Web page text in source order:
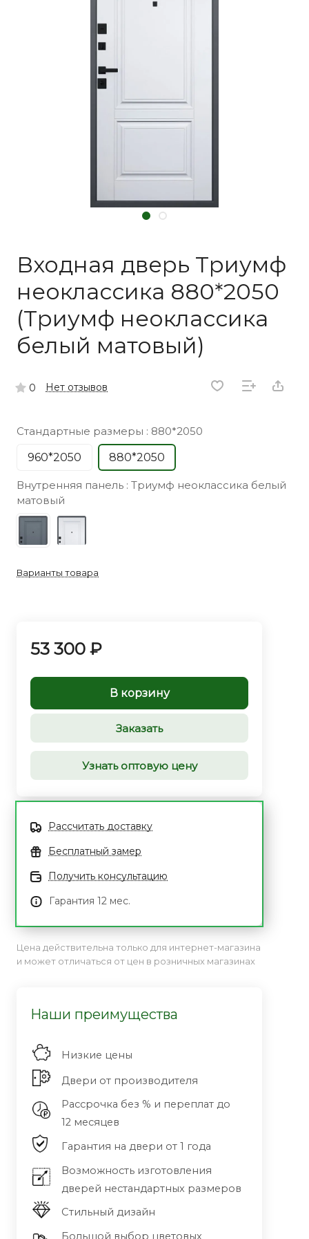
Входная дверь Триумф
неоклассика 880*2050
(Триумф неоклассика
белый матовый)
0 Нет отзывов
Стандартные размеры : 880*2050
960*2050
880*2050
Внутренняя панель : Триумф неоклассика белый
матовый
Варианты товара
53 300 ₽
В корзину
Заказать
Узнать оптовую цену
Рассчитать доставку
Бесплатный замер
Получить консультацию
Гарантия 12 мес.
Цена действительна только для интернет-магазина
и может отличаться от цен в розничных магазинах
Наши преимущества
Низкие цены
Двери от производителя
Рассрочка без % и переплат до
12 месяцев
Гарантия на двери от 1 года
Возможность изготовления
дверей нестандартных размеров
Стильный дизайн
Большой выбор цветовых